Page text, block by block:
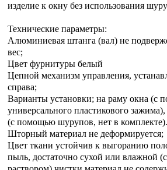
изделие к окну без использования
Технические параметры:
Алюминиевая штанга (вал) не
вес;
Цвет фурнитуры белый
Цепной механизм управления,
справа;
Варианты установки; на раму окна (с
универсального пластикового
(с помощью шурупов, нет в комплекте).
Шторный материал не деформируется;
Цвет ткани устойчив к выгоранию
пыль, достаточно сухой или влажной